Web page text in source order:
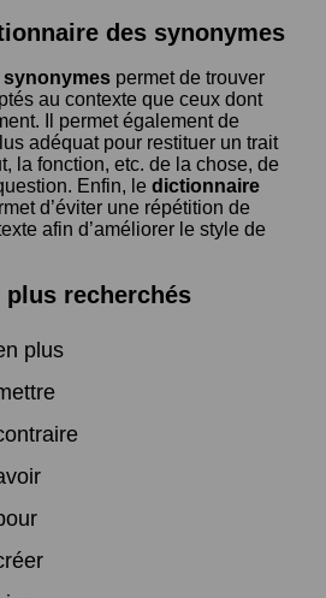
des synonymes
permet de trouver
au contexte que ceux dont
Il permet également de
adéquat pour restituer un trait
la fonction, etc. de la chose, de
Enfin, le dictionnaire
d’éviter une répétition de
afin d’améliorer le style de
recherchés
plus